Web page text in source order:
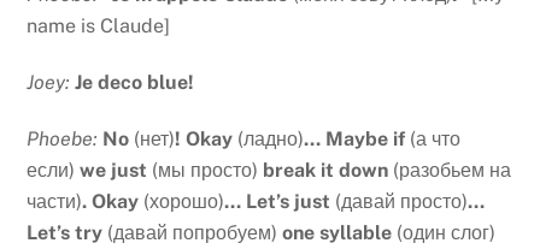
name is Claude]
Joey: Je deco blue!
Phoebe: No (нет)! Okay (ладно)… Maybe if (а что
если)we just (мы просто) break it down (разобьем на
части). Okay (хорошо)… Let’s just (давай просто)…
Let’s try (давай попробуем)one syllable (один слог)